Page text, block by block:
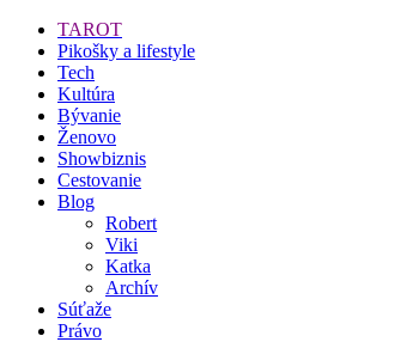
TAROT
Pikošky a lifestyle
Tech
Kultúra
Bývanie
Ženovo
Showbiznis
Cestovanie
Blog
Robert
Viki
Katka
Archív
Súťaže
Právo